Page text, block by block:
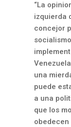
“La
izquierda
concejor
una
puede
a una
que los
obedecen